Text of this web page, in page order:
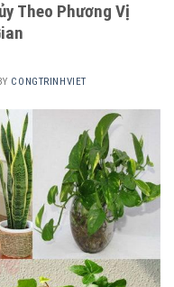
Theo Phương Vị
CONGTRINHVIET